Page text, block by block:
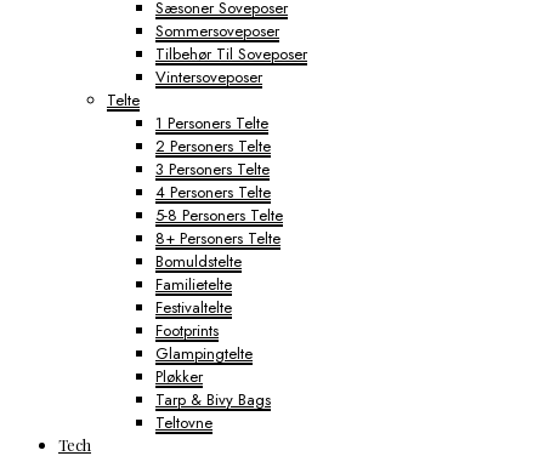
Sæsoner Soveposer
Sommersoveposer
Tilbehør Til Soveposer
Vintersoveposer
Telte
1 Personers Telte
2 Personers Telte
3 Personers Telte
4 Personers Telte
5-8 Personers Telte
8+ Personers Telte
Bomuldstelte
Familietelte
Festivaltelte
Footprints
Glampingtelte
Pløkker
Tarp & Bivy Bags
Teltovne
Tech